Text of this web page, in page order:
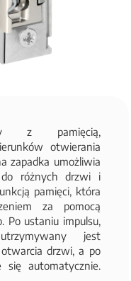
z pamięcią,
otwierania
zapadka umożliwia
do różnych drzwi i
pamięci, która
za pomocą
Po ustaniu impulsu,
jest
drzwi, a po
się automatycznie.